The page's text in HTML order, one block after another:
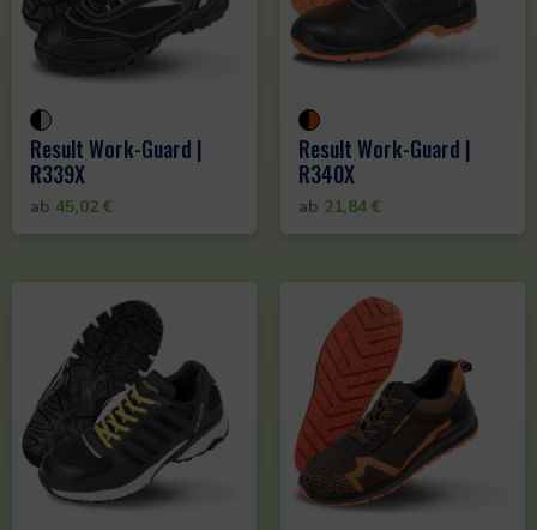
Result Work-Guard |
R339X
ab 45,02 €
Result Work-Guard |
R340X
ab 21,84 €